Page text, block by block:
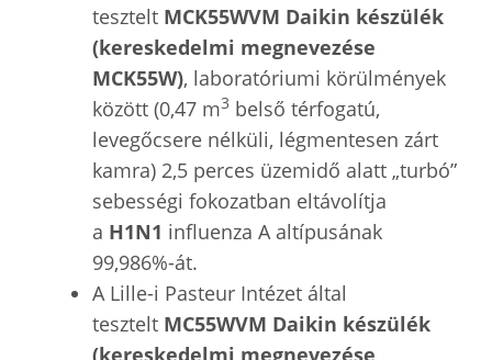
tesztelt MCK55WVM Daikin készülék
(kereskedelmi megnevezése
MCK55W), laboratóriumi körülmények
között (0,47 m3 belső térfogatú,
levegőcsere nélküli, légmentesen zárt
kamra) 2,5 perces üzemidő alatt „turbó”
sebességi fokozatban eltávolítja
a H1N1 influenza A altípusának
99,986%-át.
A Lille-i Pasteur Intézet által
tesztelt MC55WVM Daikin készülék
(kereskedelmi megnevezése